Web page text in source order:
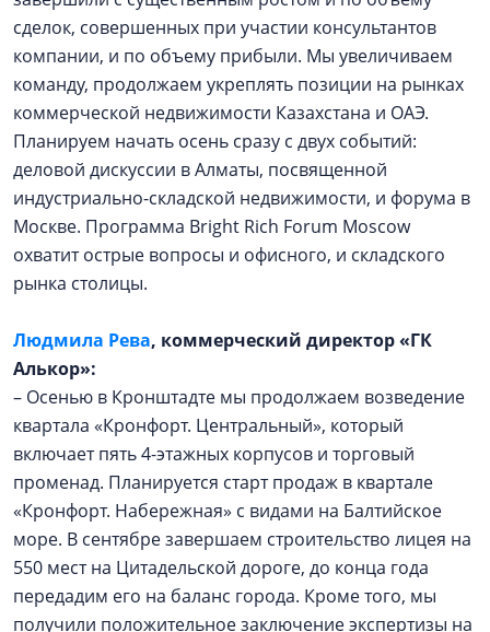
сделок, совершенных при участии консультантов
компании, и по объему прибыли. Мы увеличиваем
команду, продолжаем укреплять позиции на рынках
коммерческой недвижимости Казахстана и ОАЭ.
Планируем начать осень сразу с двух событий:
деловой дискуссии в Алматы, посвященной
индустриально-складской недвижимости, и форума в
Москве. Программа Bright Rich Forum Moscow
охватит острые вопросы и офисного, и складского
рынка столицы.
Людмила Рева, коммерческий директор «ГК
Алькор»:
– Осенью в Кронштадте мы продолжаем возведение
квартала «Кронфорт. Центральный», который
включает пять 4-этажных корпусов и торговый
променад. Планируется старт продаж в квартале
«Кронфорт. Набережная» с видами на Балтийское
море. В сентябре завершаем строительство лицея на
550 мест на Цитадельской дороге, до конца года
передадим его на баланс города. Кроме того, мы
получили положительное заключение экспертизы на